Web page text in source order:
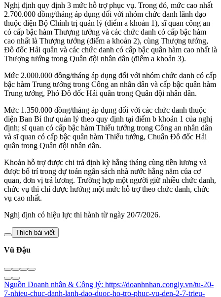
Nghị định quy định 3 mức hỗ trợ phục vụ. Trong đó, mức cao nhất
2.700.000 đồng/tháng áp dụng đối với nhóm chức danh lãnh đạo
thuộc diện Bộ Chính trị quản lý (điểm a khoản 1), sĩ quan công an
có cấp bậc hàm Thượng tướng và các chức danh có cấp bậc hàm
cao nhất là Thượng tướng (điểm a khoản 2), cùng Thượng tướng,
Đô đốc Hải quân và các chức danh có cấp bậc quân hàm cao nhất là
Thượng tướng trong Quân đội nhân dân (điểm a khoản 3).
Mức 2.000.000 đồng/tháng áp dụng đối với nhóm chức danh có cấp
bậc hàm Trung tướng trong Công an nhân dân và cấp bậc quân hàm
Trung tướng, Phó Đô đốc Hải quân trong Quân đội nhân dân.
Mức 1.350.000 đồng/tháng áp dụng đối với các chức danh thuộc
diện Ban Bí thư quản lý theo quy định tại điểm b khoản 1 của nghị
định; sĩ quan có cấp bậc hàm Thiếu tướng trong Công an nhân dân
và sĩ quan có cấp bậc quân hàm Thiếu tướng, Chuẩn Đô đốc Hải
quân trong Quân đội nhân dân.
Khoản hỗ trợ được chi trả định kỳ hằng tháng cùng tiền lương và
được bố trí trong dự toán ngân sách nhà nước hằng năm của cơ
quan, đơn vị trả lương. Trường hợp một người giữ nhiều chức danh,
chức vụ thì chỉ được hưởng một mức hỗ trợ theo chức danh, chức
vụ cao nhất.
Nghị định có hiệu lực thi hành từ ngày 20/7/2026.
Thích bài viết
Vũ Đậu
Nguồn Doanh nhân & Công lý: https://doanhnhan.congly.vn/tu-20-
7-nhieu-chuc-danh-lanh-dao-duoc-ho-tro-phuc-vu-den-2-7-trieu-